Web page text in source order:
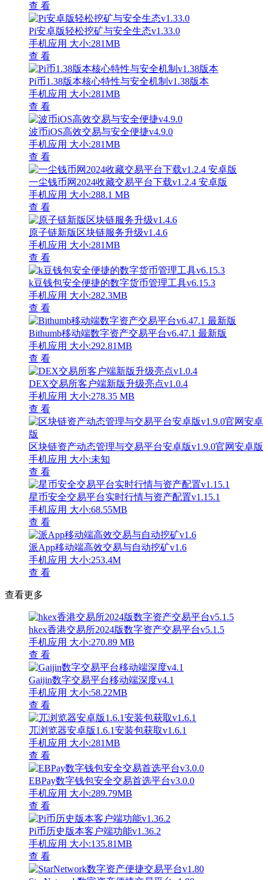
查 看
Pi安卓版轻松挖矿与安全生态v1.33.0
手机应用 大小:281MB
查 看
Pi币1.38版本核心特性与安全机制v1.38版本
手机应用 大小:281MB
查 看
波币iOS高效交易与安全便捷v4.9.0
手机应用 大小:281MB
查 看
一尘钱币网2024收藏交易平台下载v1.2.4 安卓版
手机应用 大小:288.1 MB
查 看
原子链新版区块链服务升级v1.4.6
手机应用 大小:281MB
查 看
k豆钱包安全便捷的数字货币管理工具v6.15.3
手机应用 大小:282.3MB
查 看
Bithumb移动端数字资产交易平台v6.47.1 最新版
手机应用 大小:292.81MB
查 看
DEX交易所客户端新版升级亮点v1.0.4
手机应用 大小:278.35 MB
查 看
区块链资产动态管理与交易平台安卓版v1.9.0官网安卓版
手机应用 大小:未知
查 看
星币安全交易平台实时行情与资产配置v1.15.1
手机应用 大小:68.55MB
查 看
派App移动端高效交易与自动挖矿v1.6
手机应用 大小:253.4M
查 看
查看更多
hkex香港交易所2024版数字资产交易平台v5.1.5
手机应用 大小:270.89 MB
查 看
Gaijin数字交易平台移动端深度v4.1
手机应用 大小:58.22MB
查 看
兀浏览器安卓版1.6.1安装包获取v1.6.1
手机应用 大小:281MB
查 看
EBPay数字钱包安全交易首选平台v3.0.0
手机应用 大小:289.79MB
查 看
Pi币历史版本客户端功能v1.36.2
手机应用 大小:135.81MB
查 看